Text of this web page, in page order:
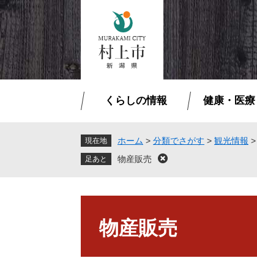
ペ
ー
ジ
の
先
頭
メ
ニ
ュ
ー
を
飛
くらしの情報 健康・医
現在地 ホーム > 分類でさがす > 観光情報 >
物産販売
閉
物産販売